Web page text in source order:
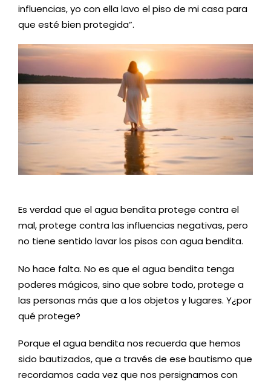
influencias, yo con ella lavo el piso de mi casapara
que esté bien protegida”.
Es verdad que el agua bendita protege contra el
mal, protege contra las influencias negativas, pero
no tiene sentido lavar los pisos con agua bendita.
No hace falta. No es que el agua bendita tenga
poderes mágicos, sino que sobre todo, protege a
las personas más que a los objetos y lugares. Y¿por
qué protege?
Porque el agua bendita nos recuerda que hemos
sido bautizados, que a través de ese bautismo que
recordamos cada vez que nos persignamos con